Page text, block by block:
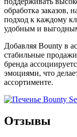
обработка заказов,
подход к каждому
удобным и
Добавляя Bounty в
стабильные
бренда
эмоциями, что
ассортименте.
Отзывы